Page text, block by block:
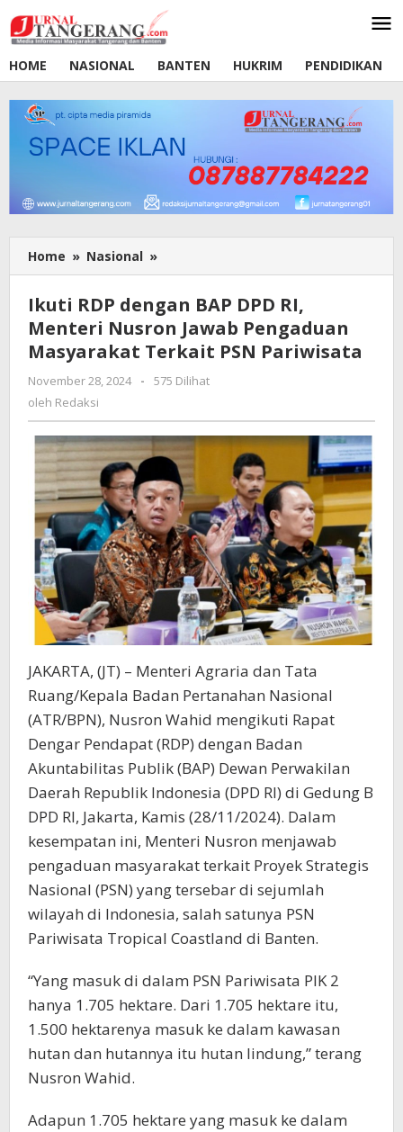
ke
konten
HOME
NASIONAL BANTEN HUKRIM PENDIDIKAN
Home » Nasional »
RDP
BAP
DPD
RI,
Nusron
Pengaduan
Masyarakat
Terkait
PSN
Pariwisata
Ikuti RDP dengan BAP DPD RI,
Menteri Nusron Jawab Pengaduan
Masyarakat Terkait PSN Pariwisata
November 28, 2024
oleh
-
575 Dilihat
oleh Redaksi
JAKARTA, (JT) – Menteri Agraria dan Tata
Ruang/Kepala Badan Pertanahan Nasional
(ATR/BPN), Nusron Wahid mengikuti Rapat
Dengar Pendapat (RDP) dengan Badan
Akuntabilitas Publik (BAP) Dewan Perwakilan
Daerah Republik Indonesia (DPD RI) di Gedung B
DPD RI, Jakarta, Kamis (28/11/2024). Dalam
kesempatan ini, Menteri Nusron menjawab
pengaduan masyarakat terkait Proyek Strategis
Nasional (PSN) yang tersebar di sejumlah
wilayah di Indonesia, salah satunya PSN
Pariwisata Tropical Coastland di Banten.
“Yang masuk di dalam PSN Pariwisata PIK 2
hanya 1.705 hektare. Dari 1.705 hektare itu,
1.500 hektarenya masuk ke dalam kawasan
hutan dan hutannya itu hutan lindung,” terang
Nusron Wahid.
Adapun 1.705 hektare yang masuk ke dalam